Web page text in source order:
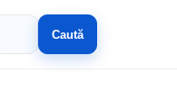
Caută